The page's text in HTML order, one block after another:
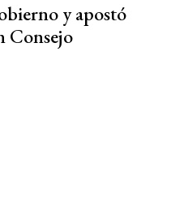
y apostó
Consejo